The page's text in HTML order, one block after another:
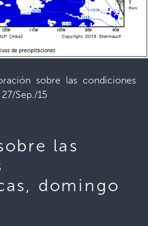
sobre las condiciones
Sep./15
las
domingo